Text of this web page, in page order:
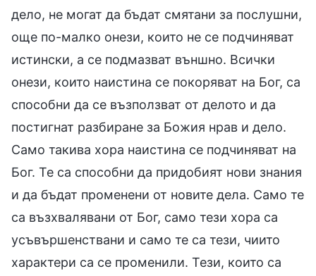
дело, не могат да бъдат смятани за послушни,
още по-малко онези, които не се подчиняват
истински, а се подмазват външно. Всички
онези, които наистина се покоряват на Бог, са
способни да се възползват от делото и да
постигнат разбиране за Божия нрав и дело.
Само такива хора наистина се подчиняват на
Бог. Те са способни да придобият нови знания
и да бъдат променени от новите дела. Само те
са възхвалявани от Бог, само тези хора са
усъвършенствани и само те са тези, чиито
характери са се променили. Тези, които са